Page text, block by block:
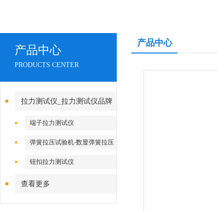
产品中心
PRODUCTS CENTER
拉力测试仪_拉力测试仪品牌
端子拉力测试仪
弹簧拉压试验机-数显弹簧拉压
试验机
钮扣拉力测试仪
查看更多
产品中心